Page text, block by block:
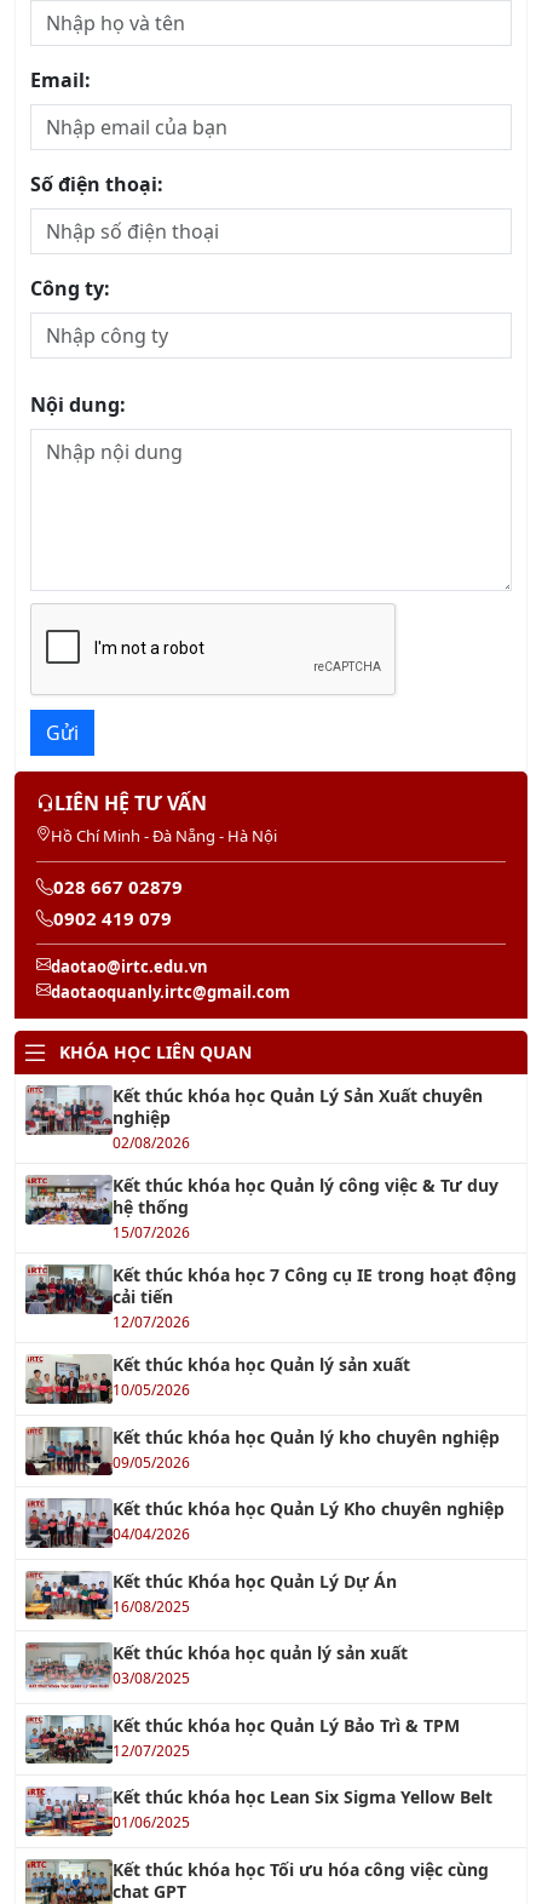
Email:
Số điện thoại:
Công ty:
Nội dung:
Gửi
LIÊN HỆ TƯ VẤN
Hồ Chí Minh - Đà Nẵng - Hà Nội
028 667 02879
0902 419 079
daotao@irtc.edu.vn
daotaoquanly.irtc@gmail.com
KHÓA HỌC LIÊN QUAN
Kết thúc khóa học Quản Lý Sản Xuất chuyên
nghiệp
02/08/2026
Kết thúc khóa học Quản lý công việc & Tư duy
hệ thống
15/07/2026
Kết thúc khóa học 7 Công cụ IE trong hoạt động
cải tiến
12/07/2026
Kết thúc khóa học Quản lý sản xuất
10/05/2026
Kết thúc khóa học Quản lý kho chuyên nghiệp
09/05/2026
Kết thúc khóa học Quản Lý Kho chuyên nghiệp
04/04/2026
Kết thúc Khóa học Quản Lý Dự Án
16/08/2025
Kết thúc khóa học quản lý sản xuất
03/08/2025
Kết thúc khóa học Quản Lý Bảo Trì & TPM
12/07/2025
Kết thúc khóa học Lean Six Sigma Yellow Belt
01/06/2025
Kết thúc khóa học Tối ưu hóa công việc cùng
chat GPT